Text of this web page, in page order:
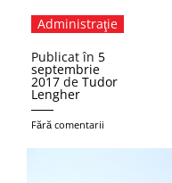
Administraţie
Publicat în 5
septembrie
2017 de Tudor
Lengher
Fără comentarii